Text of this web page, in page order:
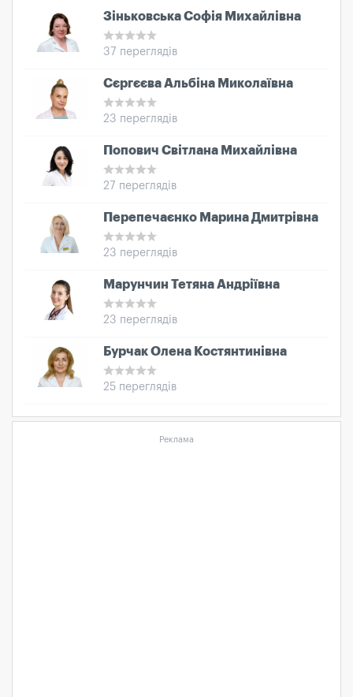
Зіньковська Софія Михайлівна
37 переглядів
Сєргєєва Альбіна Миколаївна
23 переглядів
Попович Світлана Михайлівна
27 переглядів
Перепечаєнко Марина Дмитрівна
23 переглядів
Марунчин Тетяна Андріївна
23 переглядів
Бурчак Олена Костянтинівна
25 переглядів
Реклама